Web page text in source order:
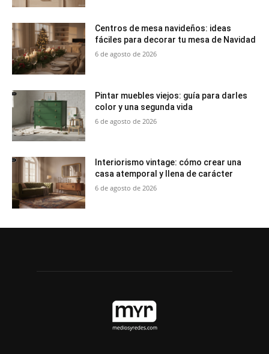
Centros de mesa navideños: ideas
fáciles para decorar tu mesa de Navidad
6 de agosto de 2026
Pintar muebles viejos: guía para darles
color y una segunda vida
6 de agosto de 2026
Interiorismo vintage: cómo crear una
casa atemporal y llena de carácter
6 de agosto de 2026